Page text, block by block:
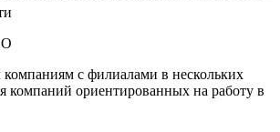
с филиалами в нескольких
компаний ориентированных на работу в